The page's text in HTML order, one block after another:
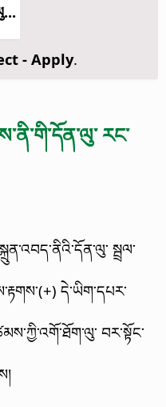
- Apply.
རང་
སྦྲལ་
དེ་ཡིག་དཔར་
བར་སྟོང་